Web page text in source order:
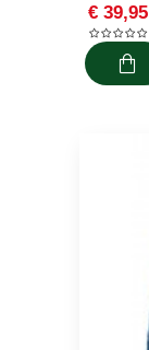
€ 39,95